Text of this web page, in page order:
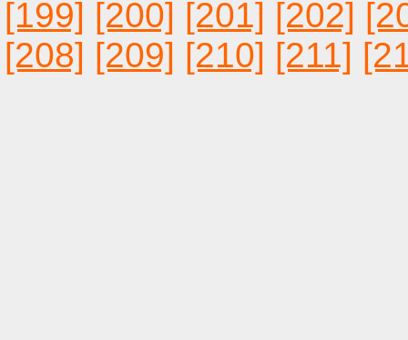
[199] [200] [201] [202]
[208] [209] [210] [211]